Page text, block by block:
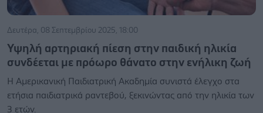
Δευτέρα, 08 Σεπτεμβρίου 2025, 18:00
Υψηλή αρτηριακή πίεση στην παιδική ηλικία
συνδέεται με πρόωρο θάνατο στην ενήλικη ζωή
Η Αμερικανική Παιδιατρική Ακαδημία συνιστά έλεγχο στα
ετήσια παιδιατρικά ραντεβού, ξεκινώντας από την ηλικία των
3 ετών.